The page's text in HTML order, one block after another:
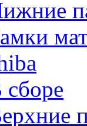
сборе